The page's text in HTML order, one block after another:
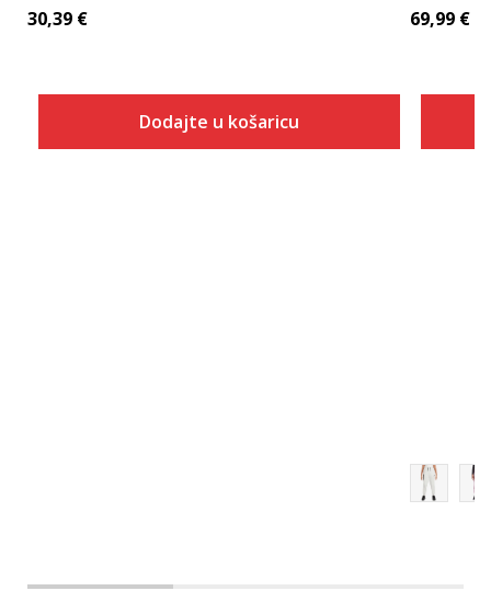
30,39 €
Dodajte u košaricu
69,99 €